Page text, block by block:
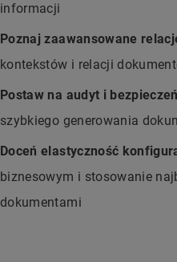
informacji
Poznaj zaawansowane
kontekstów i relacji
Postaw na audyt i
szybkiego generowania
Doceń elastyczność
biznesowym i stosowanie
dokumentami